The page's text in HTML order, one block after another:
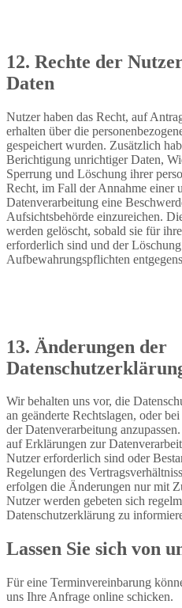
12. Rechte der
Daten
Nutzer haben das Recht, auf
erhalten über die
gespeichert wurden. Zusätzlich
Berichtigung unrichtiger Daten,
Sperrung und Löschung ihrer
Recht, im Fall der Annahme einer
Datenverarbeitung eine
Aufsichtsbehörde einzureichen.
werden gelöscht, sobald sie für
erforderlich sind und der
Aufbewahrungspflichten
13. Änderungen der
Wir behalten uns vor, die
an geänderte Rechtslagen, oder
der Datenverarbeitung
auf Erklärungen zur
Nutzer erforderlich sind oder
Regelungen des
erfolgen die Änderungen nur mit
Nutzer werden gebeten sich
Datenschutzerklärung zu
Lassen Sie sich von
Für eine Terminvereinbarung
uns Ihre Anfrage online schicken.